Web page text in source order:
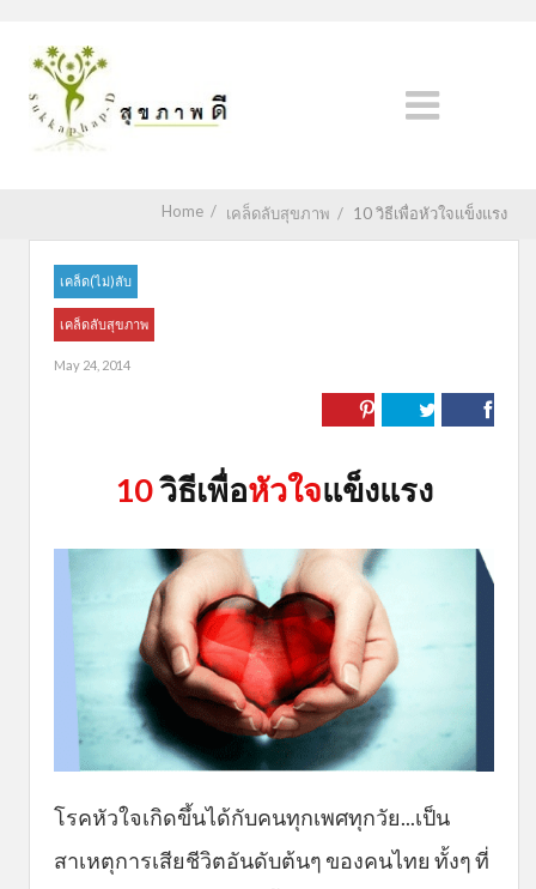
Home / เคล็ดลับสุขภาพ / 10 วิธีเพื่อหัวใจแข็งแรง
เคล็ด(ไม่)ลับ
เคล็ดลับสุขภาพ
May 24, 2014
10วิธีเพื่อหัวใจแข็งแรง
โรคหัวใจเกิดขึ้นได้กับคนทุกเพศทุกวัย...เป็น
สาเหตุการเสียชีวิตอันดับต้นๆ ของคนไทย ทั้งๆ ที่